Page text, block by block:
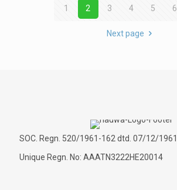
1 2 3 4 5 6
Next page
SOC. Regn. 520/1961-162 dtd. 07/12/1961
Unique Regn. No: AAATN3222HE20014